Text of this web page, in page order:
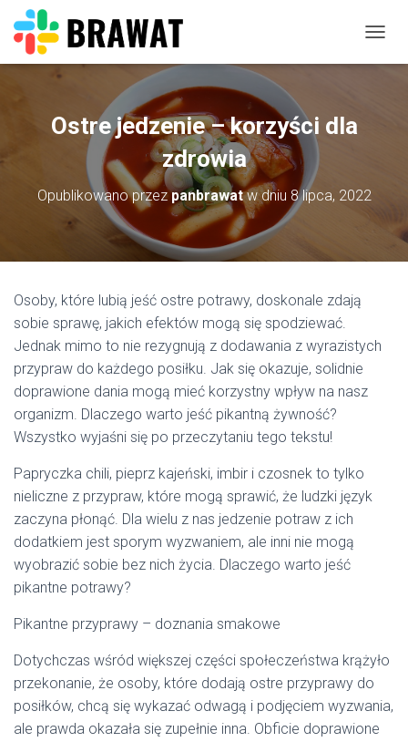
R
Ostre jedzenie – korzyści dla
zdrowia
Opublikowano przezpanbrawatw dniu 8 lipca, 2022
Osoby, które lubią jeść ostre potrawy, doskonale zdają
sobie sprawę, jakich efektów mogą się spodziewać.
Jednak mimo to nie rezygnują z dodawania z wyrazistych
przypraw do każdego posiłku. Jak się okazuje, solidnie
doprawione dania mogą mieć korzystny wpływ na nasz
organizm. Dlaczego warto jeść pikantną żywność?
Wszystko wyjaśni się po przeczytaniu tego tekstu!
Papryczka chili, pieprz kajeński, imbir i czosnek to tylko
nieliczne z przypraw, które mogą sprawić, że ludzki język
zaczyna płonąć. Dla wielu z nas jedzenie potraw z ich
dodatkiem jest sporym wyzwaniem, ale inni nie mogą
wyobrazić sobie bez nich życia. Dlaczego warto jeść
pikantne potrawy?
Pikantne przyprawy – doznania smakowe
Dotychczas wśród większej części społeczeństwa krążyło
przekonanie, że osoby, które dodają ostre przyprawy do
posiłków, chcą się wykazać odwagą i podjęciem wyzwania,
ale prawda okazała się zupełnie inna. Obficie doprawione